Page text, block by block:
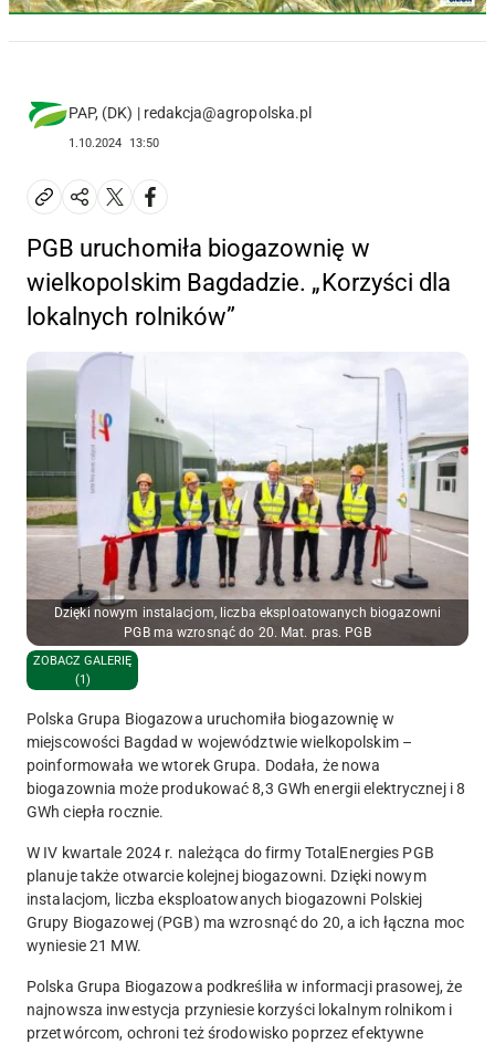
PAP, (DK) | redakcja@agropolska.pl
1.10.2024 13:50
PGB uruchomiła biogazownię w
wielkopolskim Bagdadzie. „Korzyści dla
lokalnych rolników”
Dzięki nowym instalacjom, liczba eksploatowanych biogazowni
PGB ma wzrosnąć do 20. Mat. pras. PGB
ZOBACZ GALERIĘ
(1)
Polska Grupa Biogazowa uruchomiła biogazownię w
miejscowości Bagdad w województwie wielkopolskim –
poinformowała we wtorek Grupa. Dodała, że nowa
biogazownia może produkować 8,3 GWh energii elektrycznej i 8
GWh ciepła rocznie.
W IV kwartale 2024 r. należąca do firmy TotalEnergies PGB
planuje także otwarcie kolejnej biogazowni. Dzięki nowym
instalacjom, liczba eksploatowanych biogazowni Polskiej
Grupy Biogazowej (PGB) ma wzrosnąć do 20, a ich łączna moc
wyniesie 21 MW.
Polska Grupa Biogazowa podkreśliła w informacji prasowej, że
najnowsza inwestycja przyniesie korzyści lokalnym rolnikom i
przetwórcom, ochroni też środowisko poprzez efektywne